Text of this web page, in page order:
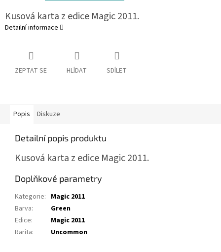
Kusová karta z edice Magic 2011.
Detailní informace
ZEPTAT SE HLÍDAT SDÍLET
Popis Diskuze
Detailní popis produktu
Kusová karta z edice Magic 2011.
Doplňkové parametry
Kategorie: Magic 2011
Barva:
Green
Edice:
Magic 2011
Rarita: Uncommon